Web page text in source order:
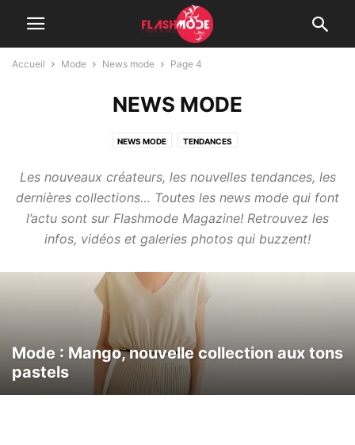
Accueil Mode News mode Page 4
NEWS MODE
NEWS MODE TENDANCES
Les nouveaux créateurs, les nouvelles tendances, les
dernières collections… Toutes les news mode qui font
l’actu sont sur Flashmode Magazine! Retrouvez les
infos, vidéos et galeries photos qui buzzent!
Mode : Mango, nouvelle collection aux tons
pastels